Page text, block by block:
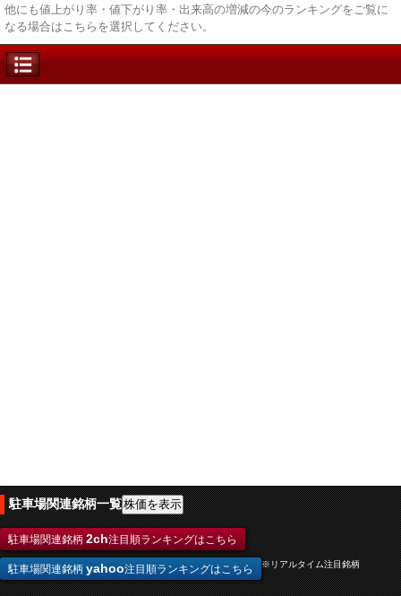
他にも値上がり率・値下がり率・出来高の増減の今のランキングをご覧に
なる場合はこちらを選択してください。
駐車場関連銘柄一覧
駐車場関連銘柄 2ch注目順ランキングはこちら
駐車場関連銘柄 yahoo注目順ランキングはこちら ※リアルタイム注目銘柄